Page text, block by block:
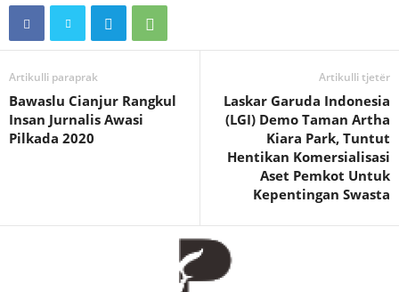
Artikulli paraprak
Bawaslu Cianjur Rangkul
Insan Jurnalis Awasi
Pilkada 2020
Artikulli tjetër
Laskar Garuda Indonesia
(LGI) Demo Taman Artha
Kiara Park, Tuntut
Hentikan Komersialisasi
Aset Pemkot Untuk
Kepentingan Swasta